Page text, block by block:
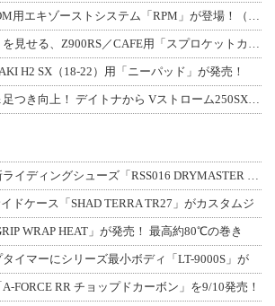
RPM から ホンダ GROM用エキゾーストシステム「RPM」が登場！（動画あり
カスタムスプロケットを見せる、Z900RS／CAFE用「スプロケットカバーフルキ
H2 SX（18-22）用「ニーパッド」が発売！
ゲル素材入りで快適＆足つき向上！ デイトナから Vストローム250SX用「快適ロ
アールエスタイチの新ライディングシューズ「RSS016 DRYMASTER スト
ドケース「SHAD TERRA TR27」がカスタムジ
WRAP HEAT」が発売！ 最高約80℃の巻き
タイマーにシリーズ最小ボディ「LT-9000S」が
FORCE RR チョップドカーボン」を9/10発売！